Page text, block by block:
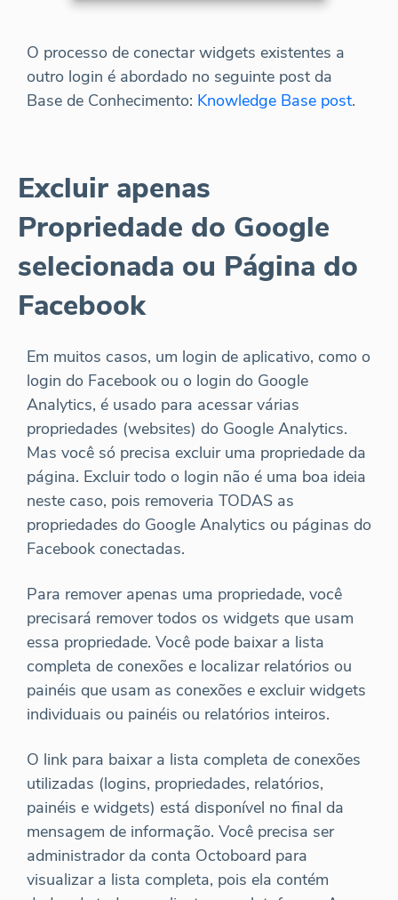
O processo de conectar widgets existentes a
outro login é abordado no seguinte post da
Base de Conhecimento: Knowledge Base post.
Excluir apenas
Propriedade do Google
selecionada ou Página do
Facebook
Em muitos casos, um login de aplicativo, como o
login do Facebook ou o login do Google
Analytics, é usado para acessar várias
propriedades (websites) do Google Analytics.
Mas você só precisa excluir uma propriedade da
página. Excluir todo o login não é uma boa ideia
neste caso, pois removeria TODAS as
propriedades do Google Analytics ou páginas do
Facebook conectadas.
Para remover apenas uma propriedade, você
precisará remover todos os widgets que usam
essa propriedade. Você pode baixar a lista
completa de conexões e localizar relatórios ou
painéis que usam as conexões e excluir widgets
individuais ou painéis ou relatórios inteiros.
O link para baixar a lista completa de conexões
utilizadas (logins, propriedades, relatórios,
painéis e widgets) está disponível no final da
mensagem de informação. Você precisa ser
administrador da conta Octoboard para
visualizar a lista completa, pois ela contém